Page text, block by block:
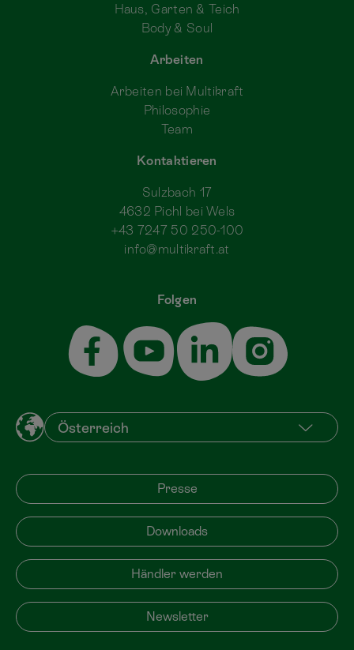
Folgen
Haus, Garten & Teich
Body & Soul
Arbeiten
Arbeiten bei Multikraft
Philosophie
Team
Kontaktieren
Sulzbach 17
4632 Pichl bei Wels
+43 7247 50 250-100
info@multikraft.at
Presse
Downloads
Händler werden
Newsletter